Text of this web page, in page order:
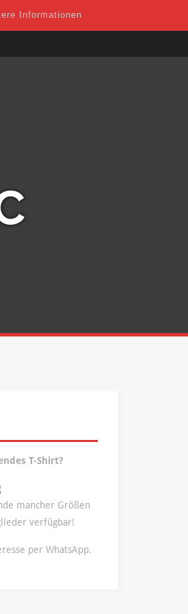
Informationen
T-Shirt?
mancher Größen
verfügbar!
per WhatsApp.